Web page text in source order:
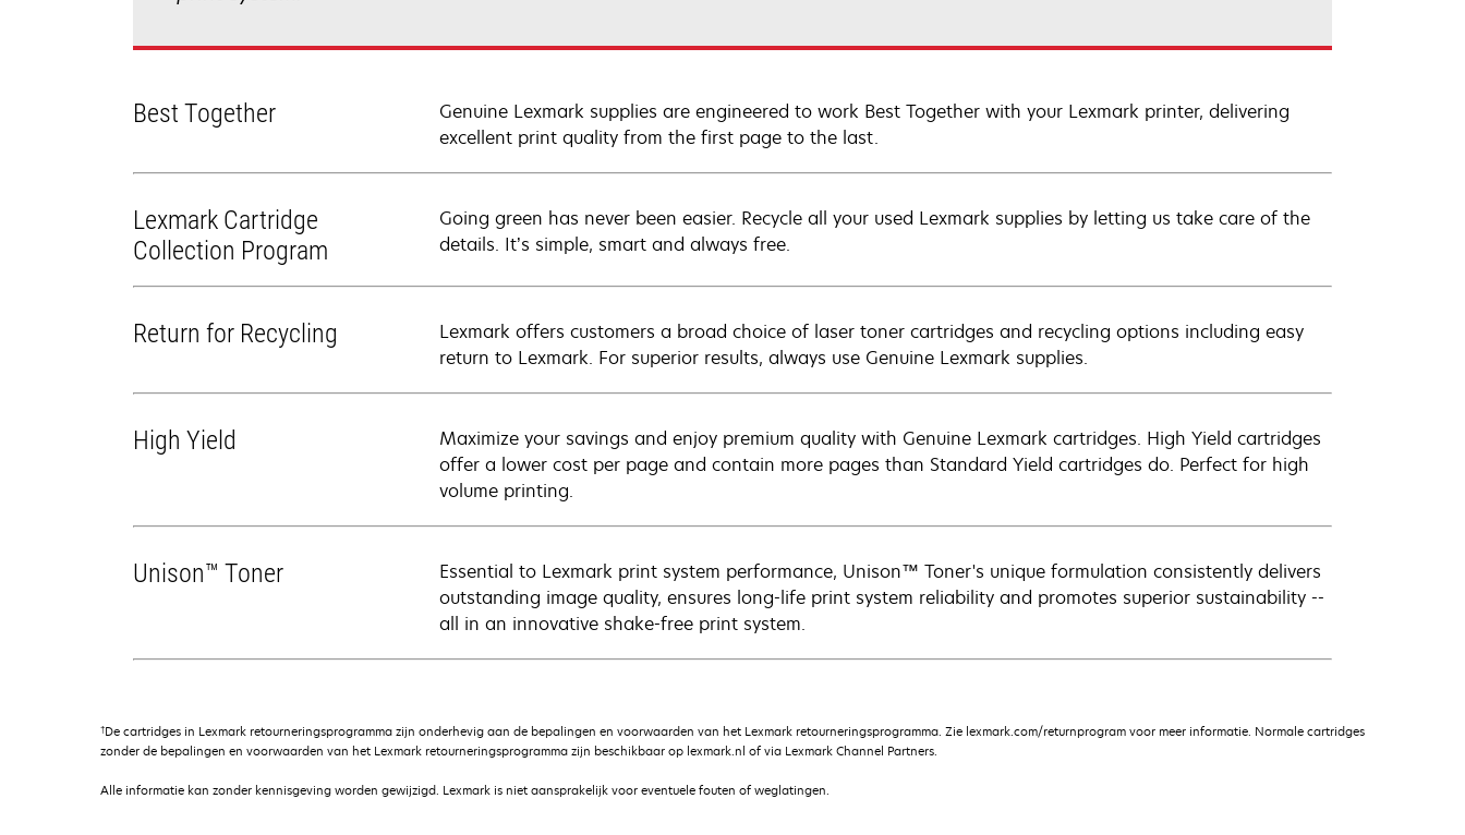
Best Together
Genuine Lexmark supplies are engineered to work Best Together with your Lexmark printer, delivering
excellent print quality from the first page to the last.
Lexmark Cartridge
Collection Program
Going green has never been easier. Recycle all your used Lexmark supplies by letting us take care of the
details. It’s simple, smart and always free.
Return for Recycling
Lexmark offers customers a broad choice of laser toner cartridges and recycling options including easy
return to Lexmark. For superior results, always use Genuine Lexmark supplies.
High Yield
Maximize your savings and enjoy premium quality with Genuine Lexmark cartridges. High Yield cartridges
offer a lower cost per page and contain more pages than Standard Yield cartridges do. Perfect for high
volume printing.
Unison™ Toner
Essential to Lexmark print system performance, Unison™ Toner's unique formulation consistently delivers
outstanding image quality, ensures long-life print system reliability and promotes superior sustainability --
all in an innovative shake-free print system.
†De cartridges in Lexmark retourneringsprogramma zijn onderhevig aan de bepalingen en voorwaarden van het Lexmark retourneringsprogramma. Zie lexmark.com/returnprogram voor meer informatie. Normale cartridges
zonder de bepalingen en voorwaarden van het Lexmark retourneringsprogramma zijn beschikbaar op lexmark.nl of via Lexmark Channel Partners.
Alle informatie kan zonder kennisgeving worden gewijzigd. Lexmark is niet aansprakelijk voor eventuele fouten of weglatingen.